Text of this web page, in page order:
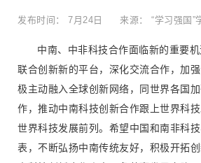
发布时间： 7月24日 来源： “学习强国”
中南、中非科技合作面临新的重要
联合创新新的平台，深化交流合作，加
极主动融入全球创新网络，同世界各国
作，推动中南科技创新合作跟上世界科
世界科技发展前列。希望中国和南非科
表，不断弘扬中南传统友好，积极开拓